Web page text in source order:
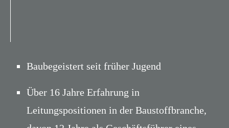
Baubegeistert seit früher Jugend
Über 16 Jahre Erfahrung in
Leitungspositionen in der Baustoffbranche,